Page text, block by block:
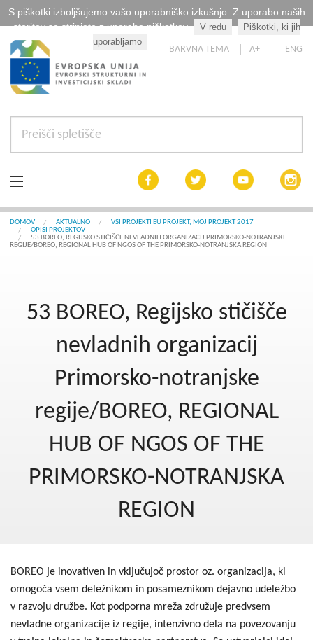
S piškotki izboljšujemo vašo uporabniško izkušnjo. Z uporabo naših
storitev se strinjate z uporabo piškotkov.
V redu
Piškotki, ki jih
uporabljamo
BARVNA TEMA A+ ENG
Aktualno
Kohezija do 2020
Seznam projektov
DOMOV AKTUALNO
VSI PROJEKTI EU PROJEKT, MOJ PROJEKT 2017
OPISI PROJEKTOV
53 BOREO, REGIJSKO STIČIŠČE NEVLADNIH ORGANIZACIJ PRIMORSKO-NOTRANJSKE
REGIJE/BOREO, REGIONAL HUB OF NGOS OF THE PRIMORSKO-NOTRANJSKA REGION
53 BOREO, Regijsko stičišče
nevladnih organizacij
Primorsko-notranjske
regije/BOREO, REGIONAL
HUB OF NGOS OF THE
PRIMORSKO-NOTRANJSKA
REGION
BOREO je inovativen in vključujoč prostor oz. organizacija, ki
omogoča vsem deležnikom in posameznikom dejavno udeležbo
v razvoju družbe. Kot podporna mreža združuje predvsem
nevladne organizacije iz regije, intenzivno dela na povezovanju